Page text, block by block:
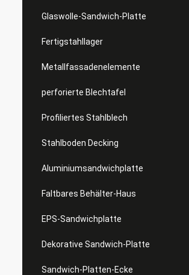
Glaswolle-Sandwich-Platte
Fertigstahllager
Metallfassadenelemente
perforierte Blechtafel
Profiliertes Stahlblech
Stahlboden Decking
Aluminiumsandwichplatte
Faltbares Behälter-Haus
EPS-Sandwichplatte
Dekorative Sandwich-Platte
Sandwich-Platten-Ecke